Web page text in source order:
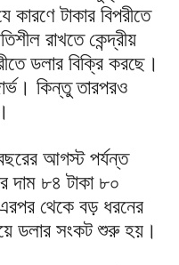
কারণে টাকার বিপরীতে
রাখতে কেন্দ্রীয়
ডলার বিক্রি করছে।
কিন্তু তারপরও
আগস্ট পর্যন্ত
দাম ৮৪ টাকা ৮০
থেকে বড় ধরনের
ডলার সংকট শুরু হয়।